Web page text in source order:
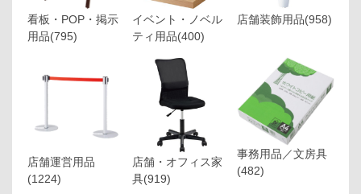
看板・POP・掲示
用品(795)
イベント・ノベル
ティ用品(400)
店舗装飾用品(958)
店舗運営用品
(1224)
店舗・オフィス家
具(919)
事務用品／文房具
(482)